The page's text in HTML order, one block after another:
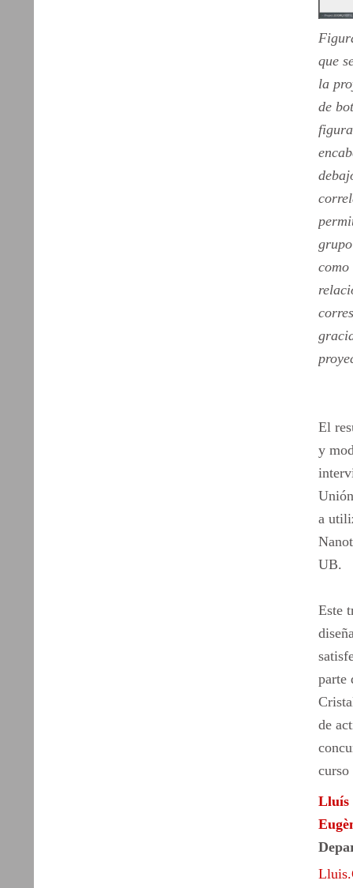
que
la
de
El
y
a
UB.
Este
parte
de
curso
Lluís